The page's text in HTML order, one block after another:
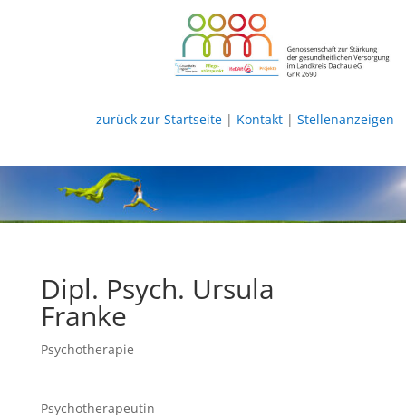
zurück zur Startseite| Kontakt| Stellenanzeigen
Dipl. Psych. Ursula
Franke
Psychotherapie
Psychotherapeutin